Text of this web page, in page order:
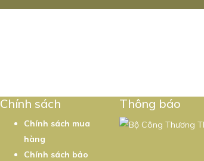
Chính sách
Chính sách mua
hàng
Chính sách bảo
Thông báo